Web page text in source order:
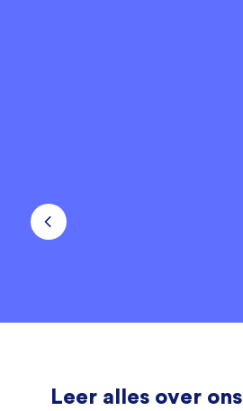
Leer alles over ons